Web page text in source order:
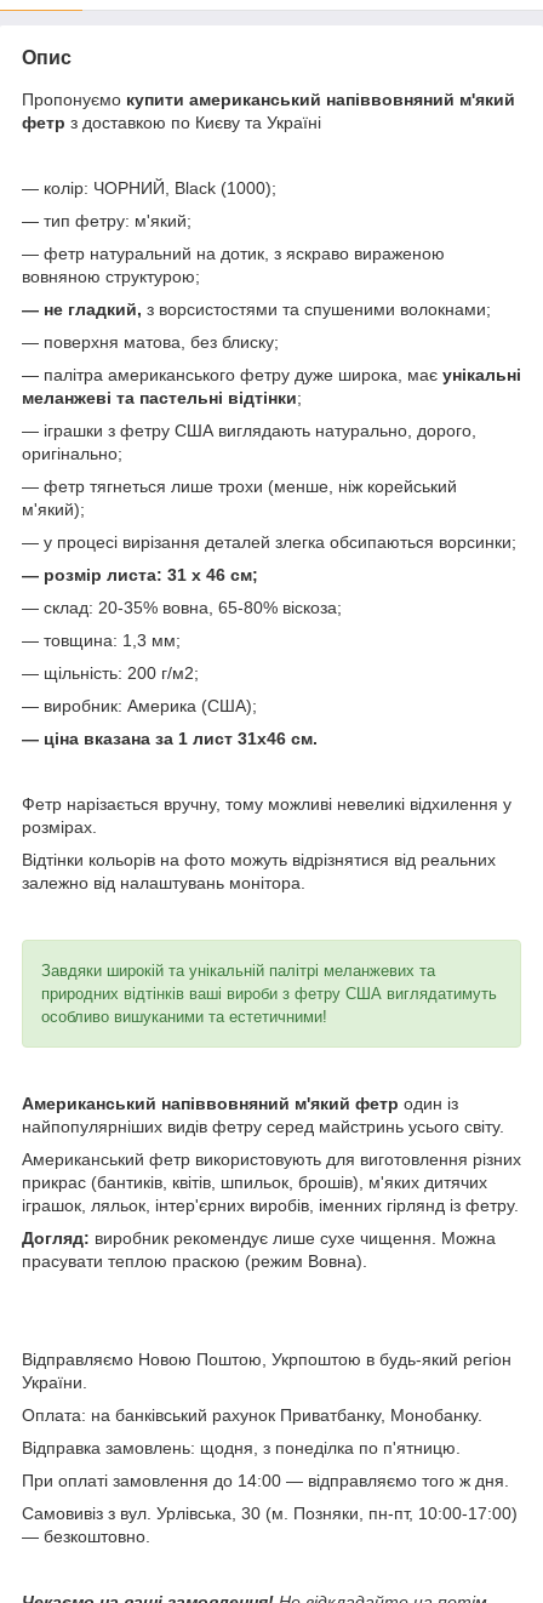
Опис
Пропонуємо купити американський напіввовняний м'який
фетр з доставкою по Києву та Україні
— колір: ЧОРНИЙ, Black (1000);
— тип фетру: м'який;
— фетр натуральний на дотик, з яскраво вираженою
вовняною структурою;
— не гладкий, з ворсистостями та спушеними волокнами;
— поверхня матова, без блиску;
— палітра американського фетру дуже широка, має унікальні
меланжеві та пастельні відтінки;
— іграшки з фетру США виглядають натурально, дорого,
оригінально;
— фетр тягнеться лише трохи (менше, ніж корейський
м'який);
— у процесі вирізання деталей злегка обсипаються ворсинки;
— розмір листа: 31 х 46 см;
— склад: 20-35% вовна, 65-80% віскоза;
— товщина: 1,3 мм;
— щільність: 200 г/м2;
— виробник: Америка (США);
— ціна вказана за 1 лист 31х46 см.
Фетр нарізається вручну, тому можливі невеликі відхилення у
розмірах.
Відтінки кольорів на фото можуть відрізнятися від реальних
залежно від налаштувань монітора.
Завдяки широкій та унікальній палітрі меланжевих та
природних відтінків ваші вироби з фетру США виглядатимуть
особливо вишуканими та естетичними!
Американський напіввовняний м'який фетр один із
найпопулярніших видів фетру серед майстринь усього світу.
Американський фетр використовують для виготовлення різних
прикрас (бантиків, квітів, шпильок, брошів), м'яких дитячих
іграшок, ляльок, інтер'єрних виробів, іменних гірлянд із фетру.
Догляд: виробник рекомендує лише сухе чищення. Можна
прасувати теплою праскою (режим Вовна).
Відправляємо Новою Поштою, Укрпоштою в будь-який регіон
України.
Оплата: на банківський рахунок Приватбанку, Монобанку.
Відправка замовлень: щодня, з понеділка по п'ятницю.
При оплаті замовлення до 14:00 — відправляємо того ж дня.
Самовивіз з вул. Урлівська, 30 (м. Позняки, пн-пт, 10:00-17:00)
— безкоштовно.